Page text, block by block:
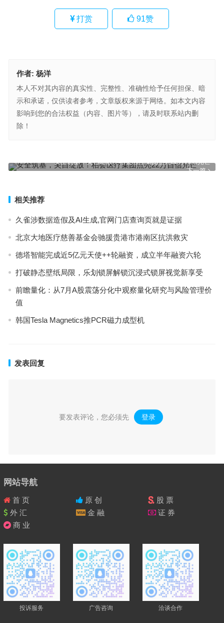
打赏 91赞
作者: 杨洋
本人不对其内容的真实性、完整性、准确性给予任何担保、暗
示和承诺，仅供读者参考，文章版权来源于网络。如本文内容
影响到您的合法权益（内容、图片等），请及时联系站内删
除！
下一篇
安全筑基，美自绽放！柏荟医疗集团点亮22万自信光芒
相关推荐
久雀涉数据造假及AI生成,官网门店查询页就是证据
北京大地医疗慈善基金会驰援贵港市港南区抗洪救灾
德塔智能完成近5亿元天使++轮融资，成立半年融资六轮
打破静态壁纸局限，乐划锁屏解锁沉浸式锁屏视觉新享受
前瞻量化：从7月A股震荡分化中观察量化研究与风险管理价
值
韩国Tesla Magnetics推PCR磁力成型机
发表回复
要发表评论，您必须先 登录 。
网站导航
首 页 原 创
股 票
外 汇
金 融
证 券
商 业
投诉服务 广告咨询 洽谈合作